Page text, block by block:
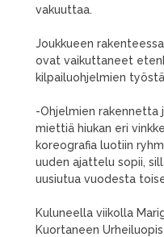
vakuuttaa.
Joukkueen
ovat vaikuttaneet
kilpailuohjelmien
-Ohjelmien
miettiä hiukan eri
koreografia luotiin
uuden ajattelu sopii,
uusiutua vuodesta
Kuluneella viikolla
Kuortaneen